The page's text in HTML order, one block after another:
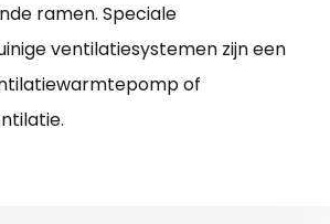
ramen. Speciale
ventilatiesystemen zijn een
of